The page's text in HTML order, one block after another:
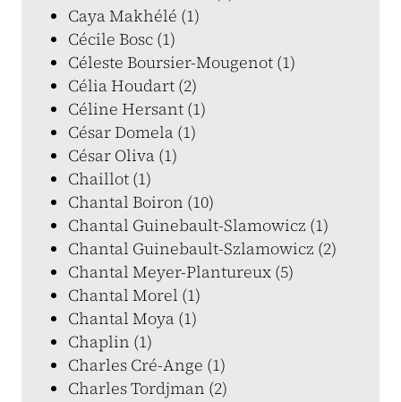
Caya Makhélé (1)
Cécile Bosc (1)
Céleste Boursier-Mougenot (1)
Célia Houdart (2)
Céline Hersant (1)
César Domela (1)
César Oliva (1)
Chaillot (1)
Chantal Boiron (10)
Chantal Guinebault-Slamowicz (1)
Chantal Guinebault-Szlamowicz (2)
Chantal Meyer-Plantureux (5)
Chantal Morel (1)
Chantal Moya (1)
Chaplin (1)
Charles Cré-Ange (1)
Charles Tordjman (2)